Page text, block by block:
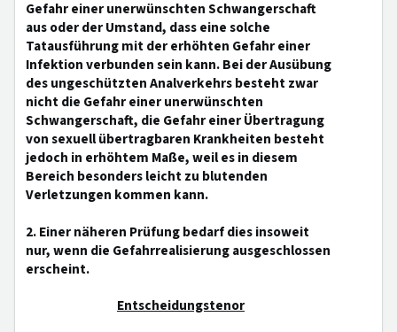
Gefahr einer unerwünschten Schwangerschaft
aus oder der Umstand, dass eine solche
Tatausführung mit der erhöhten Gefahr einer
Infektion verbunden sein kann. Bei der Ausübung
des ungeschützten Analverkehrs besteht zwar
nicht die Gefahr einer unerwünschten
Schwangerschaft, die Gefahr einer Übertragung
von sexuell übertragbaren Krankheiten besteht
jedoch in erhöhtem Maße, weil es in diesem
Bereich besonders leicht zu blutenden
Verletzungen kommen kann.
2. Einer näheren Prüfung bedarf dies insoweit
nur, wenn die Gefahrrealisierung ausgeschlossen
erscheint.
Entscheidungstenor